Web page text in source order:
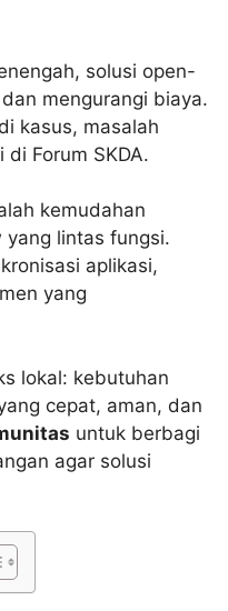
solusi open-
mengurangi biaya.
kasus, masalah
Forum SKDA.
kemudahan
lintas fungsi.
aplikasi,
yang
lokal: kebutuhan
cepat, aman, dan
untuk berbagi
agar solusi